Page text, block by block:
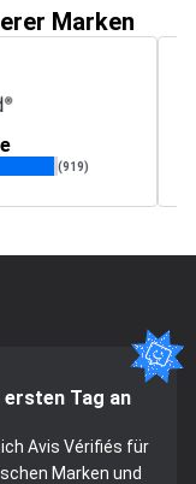
Marken
(919)
ersten Tag an
Avis Vérifiés für
Marken und